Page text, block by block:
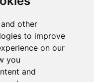
other
to improve
on our
you
and